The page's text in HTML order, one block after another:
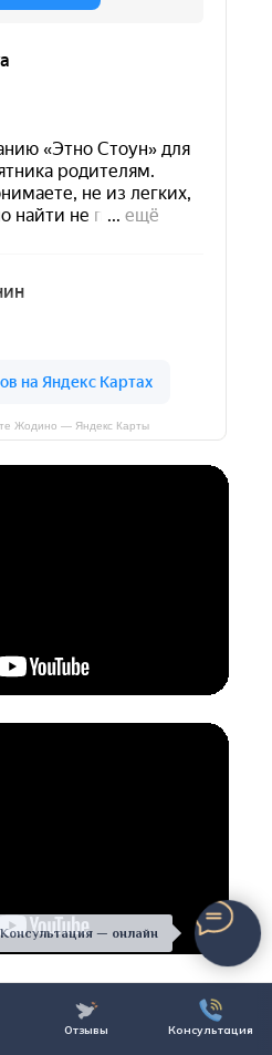
Отзывы Консультация
Консультация — онлайн
Жодино — Яндекс Карты